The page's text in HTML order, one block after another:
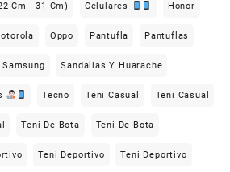
Cm - 31 Cm) Celulares Honor
Oppo Pantufla Pantuflas
Samsung Sandalias Y Huarache
Tecno Teni Casual Teni Casual
Teni De Bota Teni De Bota
Teni Deportivo Teni Deportivo